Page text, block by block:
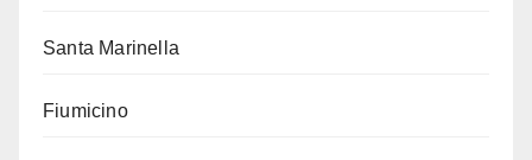
Santa Marinella
Fiumicino